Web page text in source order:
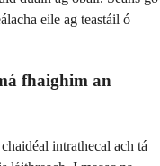
eile ag teastáil ó
fhaighim an
intrathecal ach tá